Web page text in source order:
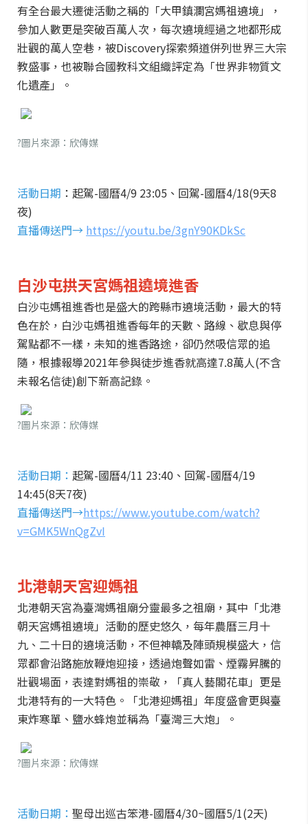
有全台最大遷徙活動之稱的「大甲鎮瀾宮媽祖遶境」，
參加人數更是突破百萬人次，每次遶境經過之地都形成
壯觀的萬人空巷，被Discovery探索頻道併列世界三大宗
教盛事，也被聯合國教科文組織評定為「世界非物質文
化遺產」。
?圖片來源：欣傳媒
活動日期 ：起駕-國曆4/9 23:05、回駕-國曆4/18(9天8
夜)
直播傳送門→ https://youtu.be/3gnY90KDkSc
白沙屯拱天宮媽祖遶境進香
白沙屯媽祖進香也是盛大的跨縣市遶境活動，最大的特
色在於，白沙屯媽祖進香每年的天數、路線、歇息與停
駕點都不一樣，未知的進香路途，卻仍然吸信眾的追
隨，根據報導2021年參與徒步進香就高達7.8萬人(不含
未報名信徒)創下新高記錄。
?圖片來源：欣傳媒
活動日期： 起駕-國曆4/11 23:40、回駕-國曆4/19
14:45(8天7夜)
直播傳送門→https://www.youtube.com/watch?
v=GMK5WnQgZvI
北港朝天宮迎媽祖
北港朝天宮為臺灣媽祖廟分靈最多之祖廟，其中「北港
朝天宮媽祖遶境」活動的歷史悠久，每年農曆三月十
九、二十日的遶境活動，不但神轎及陣頭規模盛大，信
眾都會沿路施放鞭炮迎接，透過炮聲如雷、煙霧昇騰的
壯觀場面，表達對媽祖的崇敬，「真人藝閣花車」更是
北港特有的一大特色。「北港迎媽祖」年度盛會更與臺
東炸寒單、鹽水蜂炮並稱為「臺灣三大炮」。
?圖片來源：欣傳媒
活動日期： 聖母出巡古笨港-國曆4/30~國曆5/1(2天)